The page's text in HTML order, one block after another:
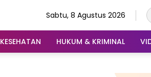
Sabtu, 8 Agustus 2026
KESEHATAN HUKUM & KRIMINAL